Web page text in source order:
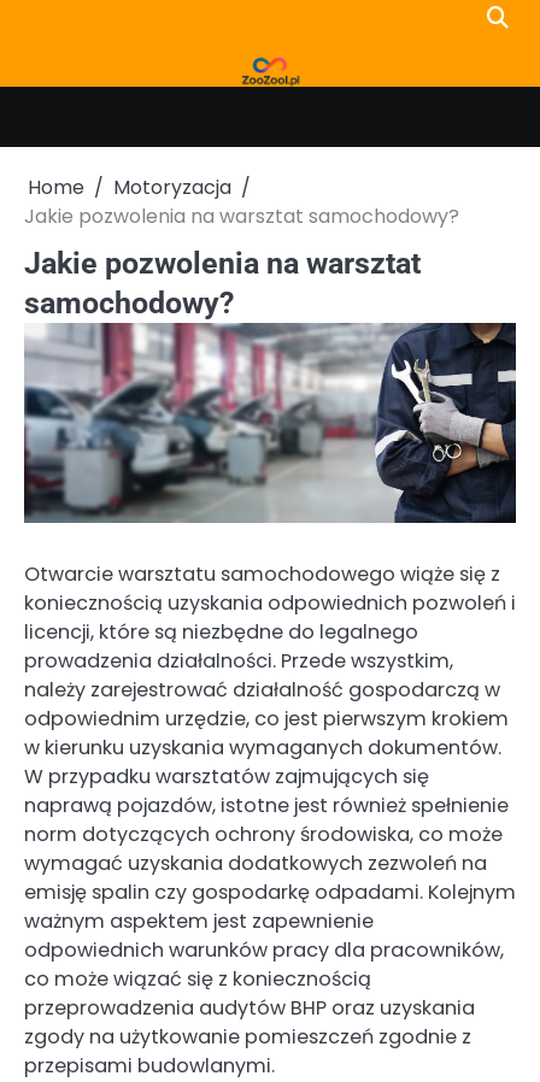
Home
Motoryzacja
Jakie pozwolenia na warsztat samochodowy?
Jakie pozwolenia na warsztat
samochodowy?
Otwarcie warsztatu samochodowego wiąże się z
koniecznością uzyskania odpowiednich pozwoleń i
licencji, które są niezbędne do legalnego
prowadzenia działalności. Przede wszystkim,
należy zarejestrować działalność gospodarczą w
odpowiednim urzędzie, co jest pierwszym krokiem
w kierunku uzyskania wymaganych dokumentów.
W przypadku warsztatów zajmujących się
naprawą pojazdów, istotne jest również spełnienie
norm dotyczących ochrony środowiska, co może
wymagać uzyskania dodatkowych zezwoleń na
emisję spalin czy gospodarkę odpadami. Kolejnym
ważnym aspektem jest zapewnienie
odpowiednich warunków pracy dla pracowników,
co może wiązać się z koniecznością
przeprowadzenia audytów BHP oraz uzyskania
zgody na użytkowanie pomieszczeń zgodnie z
przepisami budowlanymi.